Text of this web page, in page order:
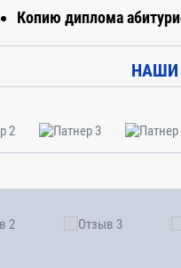
Копию диплома
НАШИ